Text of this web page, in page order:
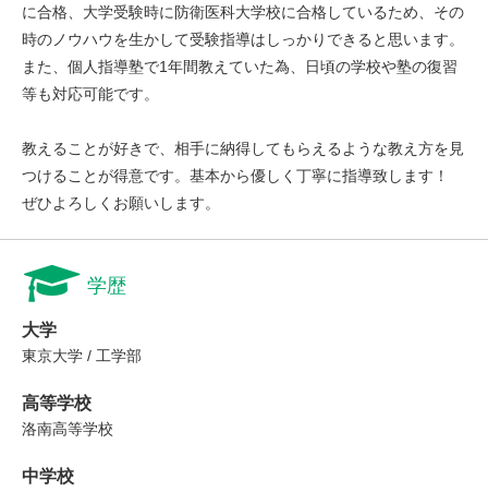
に合格、大学受験時に防衛医科大学校に合格しているため、その
時のノウハウを生かして受験指導はしっかりできると思います。
また、個人指導塾で1年間教えていた為、日頃の学校や塾の復習
等も対応可能です。
教えることが好きで、相手に納得してもらえるような教え方を見
つけることが得意です。基本から優しく丁寧に指導致します！
ぜひよろしくお願いします。
学歴
大学
東京大学 / 工学部
高等学校
洛南高等学校
中学校